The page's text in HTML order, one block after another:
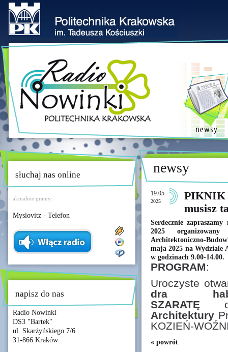
słuchaj nas online
aktualnie gramy:
Myslovitz - Telefon
napisz do nas
Radio Nowinki
DS3 "Bartek"
ul. Skarżyńskiego 7/6
31-866 Kraków
newsy
19.05
2025
PIKNIK
musisz
Serdecznie
2025
Architektoniczno-
maja 2025 na Wydziale
w godzinach 9.00-14.00.
PROGRAM:
Uroczyste
dra
SZARATĘ
Architektury
KOZIEŃ-
« powrót